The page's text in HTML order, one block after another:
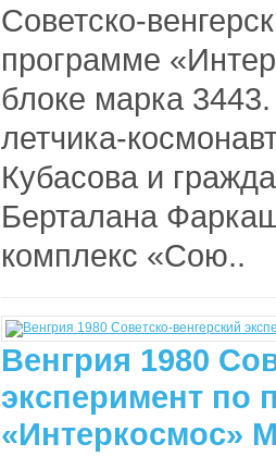
Советско-
программе
блоке марка
летчика-
Кубасова и
Берталана
комплекс «Сою..
Венгрия 1980
эксперимент по
«Интеркосмос»